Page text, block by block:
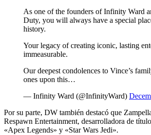
As one of the founders of Infinity Ward
Duty, you will always have a special
history.
Your legacy of creating iconic, lasting
immeasurable.
Our deepest condolences to Vince’s
ones upon this…
— Infinity Ward (@InfinityWard)
Por su parte, DW también destacó que
Respawn Entertainment, desarrolladora de
«Apex Legends» y «Star Wars Jedi».